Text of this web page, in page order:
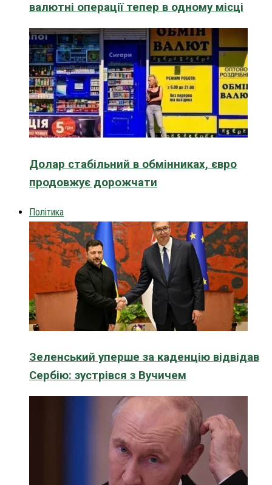
валютні операції тепер в одному місці
Долар стабільний в обмінниках, євро
продовжує дорожчати
Політика
Зеленський уперше за каденцію відвідав
Сербію: зустрівся з Вучичем